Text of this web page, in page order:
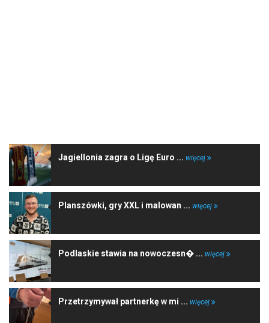
Jagiellonia zagra o Ligę Euro ... więcej
Planszówki, gry XXL i malowan ... więcej
Podlaskie stawia na nowoczesn� ... więcej
Przetrzymywał partnerkę w mi ... więcej